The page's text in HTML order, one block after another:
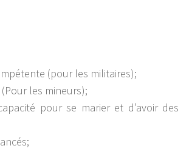
(pour les militaires);
les mineurs);
pour se marier et d’avoir des